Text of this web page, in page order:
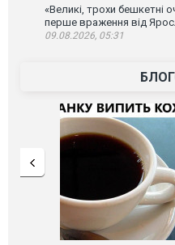
«Великі, трохи бешкетні
перше враження від
09.08.2026, 05:31